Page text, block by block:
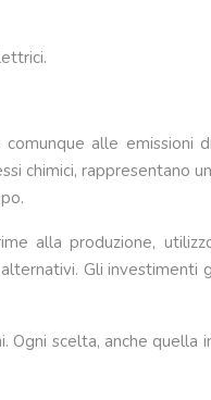
alle emissioni
chimici, rappresentano
alla produzione,
Gli investimenti
scelta, anche quella